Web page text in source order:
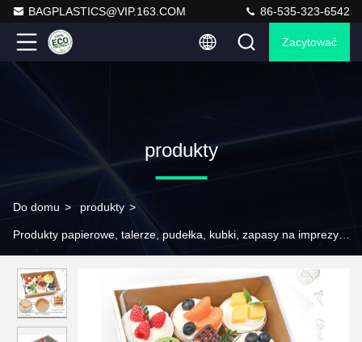
BAGPLASTICS@VIP.163.COM 86-535-323-6542
Zacytować
produkty
Do domu > produkty >
Produkty papierowe, talerze, pudełka, kubki, zapasy na imprezy,
paczek do jedzenia pojemniki z jedzeniem